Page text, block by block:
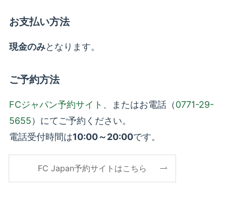
お支払い方法
現金のみとなります。
ご予約方法
FCジャパン予約サイト 、またはお電話（0771-29-
5655）にてご予約ください。
電話受付時間は10:00～20:00です。
FC Japan予約サイトはこちら